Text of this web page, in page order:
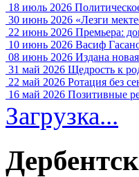
18 июль 2026
30 июнь 2026 «Лезги
22 июнь 2026 Премьера:
10 июнь 2026 Васиф
08 июнь 2026 Издана
31 май 2026 Щедрость к
22 май 2026 Ротация без
16 май 2026 Позитивные
Загрузка...